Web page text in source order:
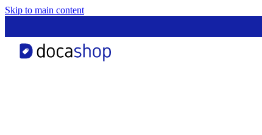
Skip to main content
Panneau de gestion des cookies